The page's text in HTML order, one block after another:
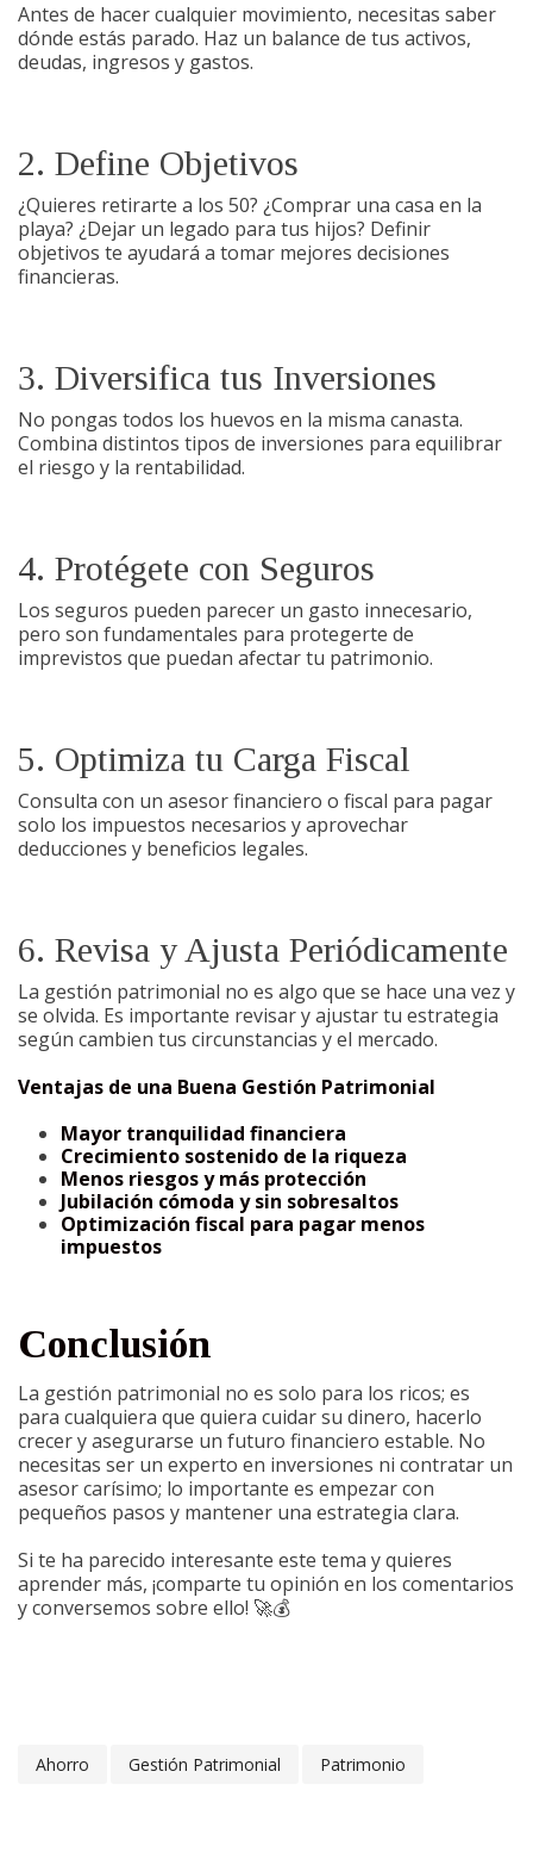
Antes de hacer cualquier movimiento, necesitas saber
dónde estás parado. Haz un balance de tus activos,
deudas, ingresos y gastos.
2. Define Objetivos
¿Quieres retirarte a los 50? ¿Comprar una casa en la
playa? ¿Dejar un legado para tus hijos? Definir
objetivos te ayudará a tomar mejores decisiones
financieras.
3. Diversifica tus Inversiones
No pongas todos los huevos en la misma canasta.
Combina distintos tipos de inversiones para equilibrar
el riesgo y la rentabilidad.
4. Protégete con Seguros
Los seguros pueden parecer un gasto innecesario,
pero son fundamentales para protegerte de
imprevistos que puedan afectar tu patrimonio.
5. Optimiza tu Carga Fiscal
Consulta con un asesor financiero o fiscal para pagar
solo los impuestos necesarios y aprovechar
deducciones y beneficios legales.
6. Revisa y Ajusta Periódicamente
La gestión patrimonial no es algo que se hace una vez y
se olvida. Es importante revisar y ajustar tu estrategia
según cambien tus circunstancias y el mercado.
Ventajas de una Buena Gestión Patrimonial
Mayor tranquilidad financiera
Crecimiento sostenido de la riqueza
Menos riesgos y más protección
Jubilación cómoda y sin sobresaltos
Optimización fiscal para pagar menos
impuestos
Conclusión
La gestión patrimonial no es solo para los ricos; es
para cualquiera que quiera cuidar su dinero, hacerlo
crecer y asegurarse un futuro financiero estable. No
necesitas ser un experto en inversiones ni contratar un
asesor carísimo; lo importante es empezar con
pequeños pasos y mantener una estrategia clara.
Si te ha parecido interesante este tema y quieres
aprender más, ¡comparte tu opinión en los comentarios
y conversemos sobre ello! 🚀💰
Ahorro Gestión Patrimonial Patrimonio